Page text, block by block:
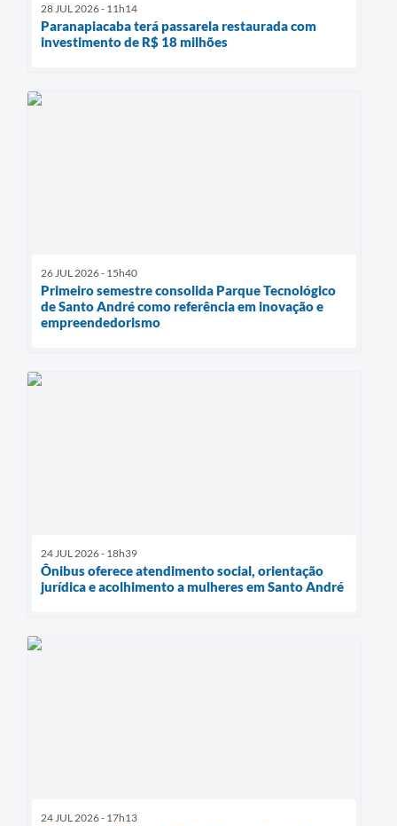
28 JUL 2026 - 11h14
Paranapiacaba terá passarela restaurada com
investimento de R$ 18 milhões
26 JUL 2026 - 15h40
Primeiro semestre consolida Parque Tecnológico
de Santo André como referência em inovação e
empreendedorismo
24 JUL 2026 - 18h39
Ônibus oferece atendimento social, orientação
jurídica e acolhimento a mulheres em Santo André
24 JUL 2026 - 17h13